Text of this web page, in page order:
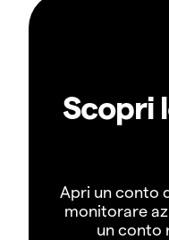
Scopri
Apri un conto
monitorare
un conto